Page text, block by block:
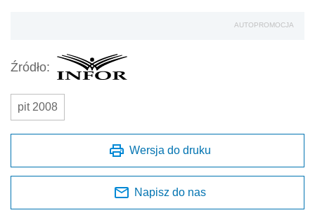
AUTOPROMOCJA
Źródło:
pit 2008
Wersja do druku
Napisz do nas